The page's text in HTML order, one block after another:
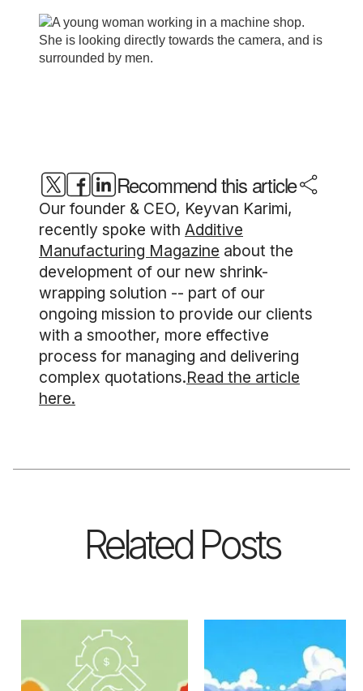
Recommend this article
Our founder & CEO, Keyvan Karimi,
recently spoke with Additive
Manufacturing Magazine about the
development of our new shrink-
wrapping solution -- part of our
ongoing mission to provide our clients
with a smoother, more effective
process for managing and delivering
complex quotations.Read the article
here.
Related Posts